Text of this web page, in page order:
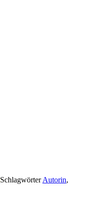
SchlagwörterAutorin,